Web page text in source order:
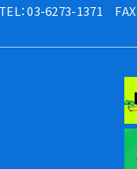
TEL：03-6273-1371